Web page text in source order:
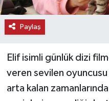
Paylaş
Elif isimli günlük dizi
veren sevilen
arta kalan
SPOR
TEKNOLOJİ
TİCARET
YAŞAM